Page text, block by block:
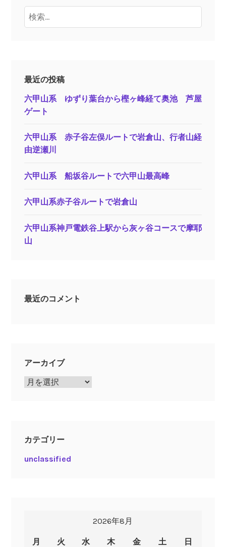
検
索:
最近の投稿
六甲山系 ゆずり葉台から樫ヶ峰経て奥池 芦屋
ゲート
六甲山系 赤子谷左俣ルートで岩倉山、行者山経
由逆瀬川
六甲山系 船坂谷ルートで六甲山最高峰
六甲山系赤子谷ルートで岩倉山
六甲山系神戸電鉄谷上駅から灰ヶ谷コースで摩耶
山
最近のコメント
アーカイブ
ア
カテゴリー
unclassified
2026年8月
月 火 水 木 金 土 日